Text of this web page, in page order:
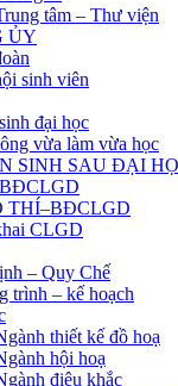
tâm – Thư viện
ỦY
sinh viên
đại học
vừa làm vừa học
SINH SAU ĐẠI
THÍ–BĐCLGD
CLGD
– Quy Chế
trình – kế hoạch
thiết kế đồ hoạ
hội hoạ
điêu khắc